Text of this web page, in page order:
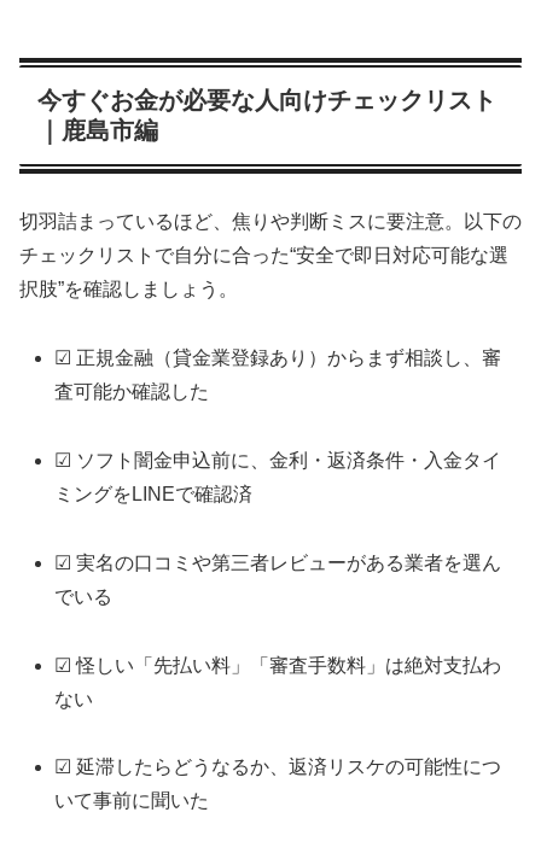
今すぐお金が必要な人向けチェックリスト
｜鹿島市編
切羽詰まっているほど、焦りや判断ミスに要注意。以下の
チェックリストで自分に合った“安全で即日対応可能な選
択肢”を確認しましょう。
☑ 正規金融（貸金業登録あり）からまず相談し、審
査可能か確認した
☑ ソフト闇金申込前に、金利・返済条件・入金タイ
ミングをLINEで確認済
☑ 実名の口コミや第三者レビューがある業者を選ん
でいる
☑ 怪しい「先払い料」「審査手数料」は絶対支払わ
ない
☑ 延滞したらどうなるか、返済リスケの可能性につ
いて事前に聞いた